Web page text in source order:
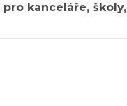
pro kanceláře,